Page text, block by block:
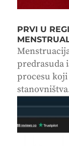
PRVI U
predrasuda
procesu koji